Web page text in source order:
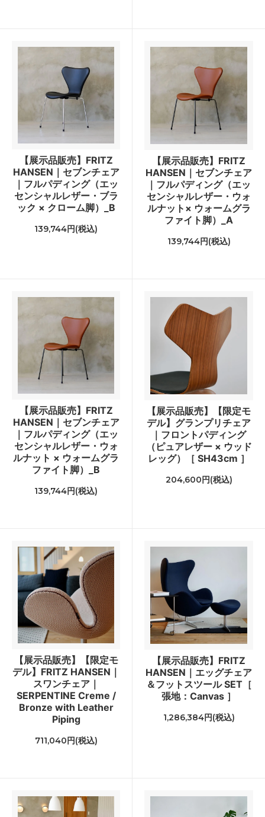
【展示品販売】FRITZ
HANSEN｜セブンチェア
｜フルパディング（エッ
センシャルレザー・ブラ
ック × クローム脚）_B
139,744円(税込)
【展示品販売】FRITZ
HANSEN｜セブンチェア
｜フルパディング（エッ
センシャルレザー・ウォ
ルナット× ウォームグラ
ファイト脚）_A
139,744円(税込)
【展示品販売】FRITZ
HANSEN｜セブンチェア
｜フルパディング（エッ
センシャルレザー・ウォ
ルナット × ウォームグラ
ファイト脚）_B
139,744円(税込)
【展示品販売】【限定モ
デル】グランプリチェア
｜フロントパディング
（ピュアレザー × ウッド
レッグ）［ SH43cm ］
204,600円(税込)
【展示品販売】【限定モ
デル】FRITZ HANSEN｜
スワンチェア｜
SERPENTINE Creme /
Bronze with Leather
Piping
711,040円(税込)
【展示品販売】FRITZ
HANSEN｜エッグチェア
＆フットスツール SET［
張地：Canvas ］
1,286,384円(税込)